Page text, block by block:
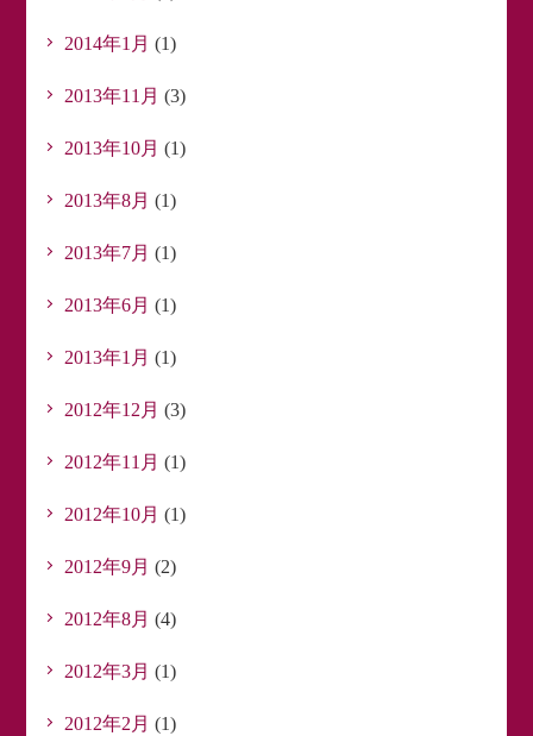
2014年1月 (1)
2013年11月 (3)
2013年10月 (1)
2013年8月 (1)
2013年7月 (1)
2013年6月 (1)
2013年1月 (1)
2012年12月 (3)
2012年11月 (1)
2012年10月 (1)
2012年9月 (2)
2012年8月 (4)
2012年3月 (1)
2012年2月 (1)